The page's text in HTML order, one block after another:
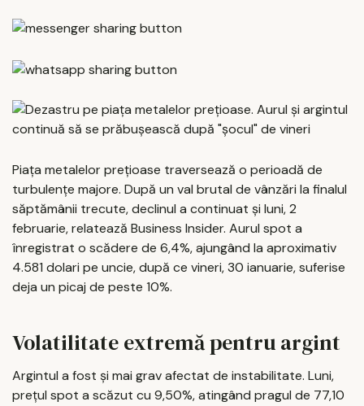
Piața metalelor prețioase traversează o perioadă de
turbulențe majore. După un val brutal de vânzări la finalul
săptămânii trecute, declinul a continuat și luni, 2
februarie, relatează Business Insider. Aurul spot a
înregistrat o scădere de 6,4%, ajungând la aproximativ
4.581 dolari pe uncie, după ce vineri, 30 ianuarie, suferise
deja un picaj de peste 10%.
Volatilitate extremă pentru argint
Argintul a fost și mai grav afectat de instabilitate. Luni,
prețul spot a scăzut cu 9,50%, atingând pragul de 77,10